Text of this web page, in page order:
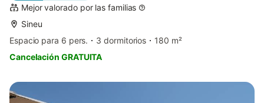
Mejor valorado por las familias
Sineu
Espacio para 6 pers.
3 dormitorios
180 m²
Cancelación GRATUITA